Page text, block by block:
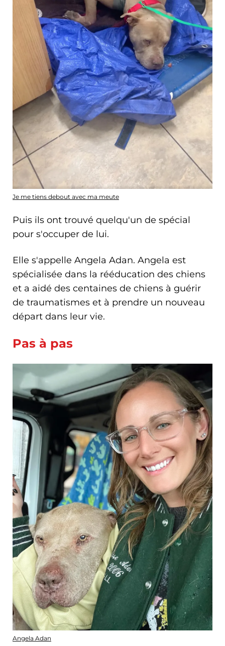
Je me tiens debout avec ma meute
Puis ils ont trouvé quelqu'un de spécial
pour s'occuper de lui.
Elle s'appelle Angela Adan. Angela est
spécialisée dans la rééducation des chiens
et a aidé des centaines de chiens à guérir
de traumatismes et à prendre un nouveau
départ dans leur vie.
Pas à pas
Angela Adan